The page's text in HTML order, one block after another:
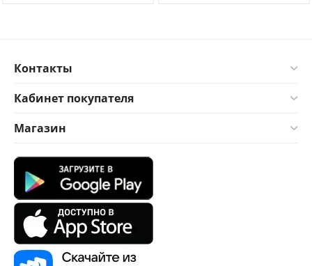
Контакты
Кабинет покупателя
Магазин